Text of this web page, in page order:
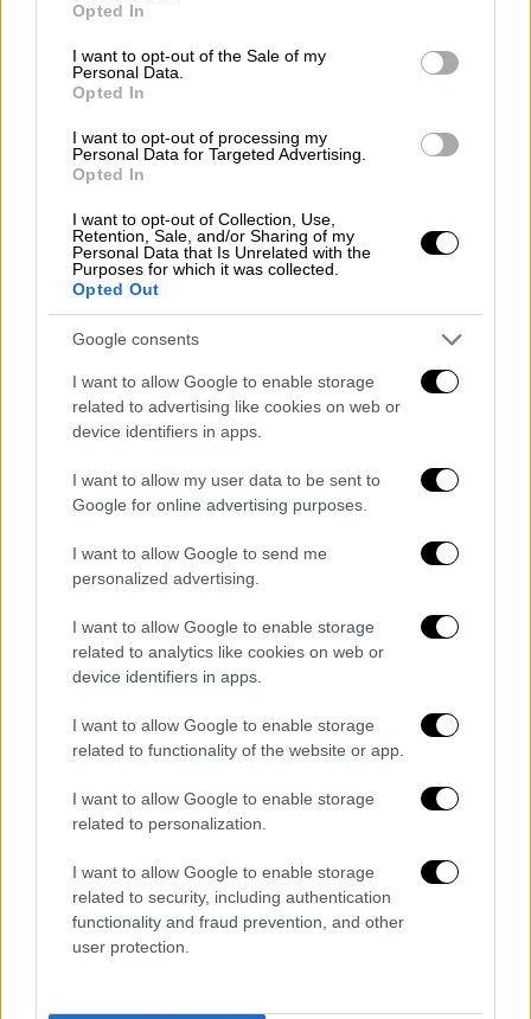
use your data for below specified purposes in below Google
consent section.
Opted In
I want to opt-out of the Sale of my
Personal Data.
Opted In
I want to opt-out of processing my
Personal Data for Targeted Advertising.
Opted In
I want to opt-out of Collection, Use,
Retention, Sale, and/or Sharing of my
Personal Data that Is Unrelated with the
Purposes for which it was collected.
Opted Out
Google consents
I want to allow Google to enable storage
related to advertising like cookies on web or
device identifiers in apps.
I want to allow my user data to be sent to
Google for online advertising purposes.
I want to allow Google to send me
personalized advertising.
I want to allow Google to enable storage
related to analytics like cookies on web or
device identifiers in apps.
I want to allow Google to enable storage
related to functionality of the website or app.
I want to allow Google to enable storage
related to personalization.
I want to allow Google to enable storage
related to security, including authentication
functionality and fraud prevention, and other
user protection.
διαμορφώνεται στα 3-5 ευρώ το κιλό και του
χοιρινού στα 6-8 ευρώ το κιλό.
ΔΙΑΒΑΣΤΕ ΕΠΙΣΗΣ
Οικονομία|11.12.2024 12:41
Πρεμιέρα για το Καλάθι των
Χριστουγέννων: Τα προϊόντα που
περιλαμβάνει
Άνοδος καταγράφεται και στις τιμές των
κηπευτικών,με την τιμή του σπανακιού να
έχει σχεδόν διπλασιαστεί συγκριτικά με τον
Νοέμβριο του 2023, ανεβαίνοντας στα 1,99
ευρώ από 1 ευρώ. Η τιμή του μαρουλιού έχει
ανέβει από τα 0,50 λεπτά στα 0,88 λεπτά,
ενώ των κρεμμυδιών στα 0,90 από 0,80.
Έως τις 3 Ιανουαρίου θα είναι σε ισχύ το
καλάθιτων εορτών